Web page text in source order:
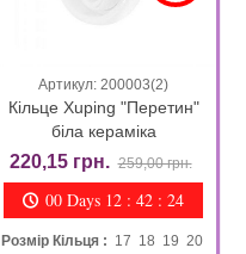
Артикул: 200003(2)
Кільце Xuping "Перетин"
біла кераміка
220,15 грн. 259,00 грн.
00 Days 12 : 42 : 23
Розмір Кільця : 17 18 19 20